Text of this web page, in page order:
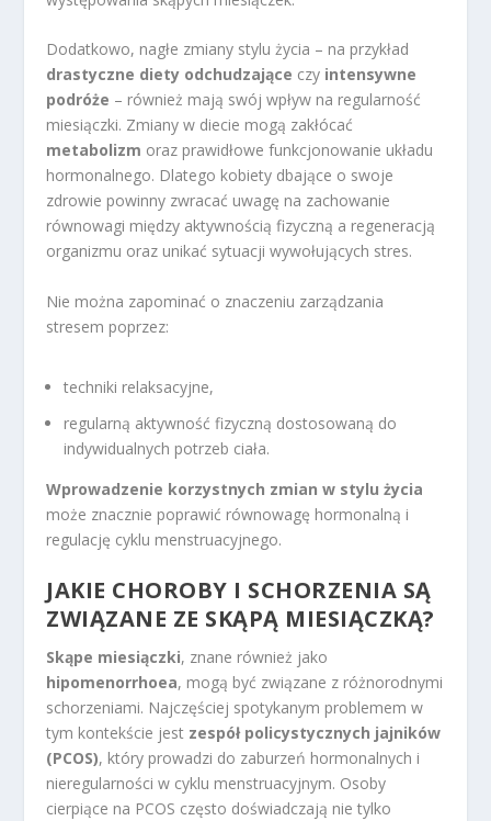
Dodatkowo, nagłe zmiany stylu życia – na przykład
drastyczne diety odchudzające czy intensywne
podróże – również mają swój wpływ na regularność
miesiączki. Zmiany w diecie mogą zakłócać
metabolizm oraz prawidłowe funkcjonowanie układu
hormonalnego. Dlatego kobiety dbające o swoje
zdrowie powinny zwracać uwagę na zachowanie
równowagi między aktywnością fizyczną a regeneracją
organizmu oraz unikać sytuacji wywołujących stres.
Nie można zapominać o znaczeniu zarządzania
stresem poprzez:
techniki relaksacyjne,
regularną aktywność fizyczną dostosowaną do
indywidualnych potrzeb ciała.
Wprowadzenie korzystnych zmian w stylu życia
może znacznie poprawić równowagę hormonalną i
regulację cyklu menstruacyjnego.
JAKIE CHOROBY I SCHORZENIA SĄ
ZWIĄZANE ZE SKĄPĄ MIESIĄCZKĄ?
Skąpe miesiączki, znane również jako
hipomenorrhoea, mogą być związane z różnorodnymi
schorzeniami. Najczęściej spotykanym problemem w
tym kontekście jest zespół policystycznych jajników
(PCOS), który prowadzi do zaburzeń hormonalnych i
nieregularności w cyklu menstruacyjnym. Osoby
cierpiące na PCOS często doświadczają nie tylko